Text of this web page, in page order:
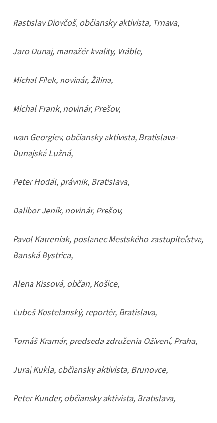
Rastislav Diovčoš, občiansky aktivista, Trnava,
Jaro Dunaj, manažér kvality, Vráble,
Michal Filek, novinár, Žilina,
Michal Frank, novinár, Prešov,
Ivan Georgiev, občiansky aktivista, Bratislava-
Dunajská Lužná,
Peter Hodál, právnik, Bratislava,
Dalibor Jeník, novinár, Prešov,
Pavol Katreniak, poslanec Mestského zastupiteľstva,
Banská Bystrica,
Alena Kissová, občan, Košice,
Ľuboš Kostelanský, reportér, Bratislava,
Tomáš Kramár, predseda združenia Oživení, Praha,
Juraj Kukla, občiansky aktivista, Brunovce,
Peter Kunder, občiansky aktivista, Bratislava,